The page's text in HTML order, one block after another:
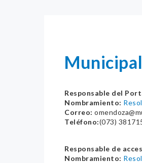
Responsable del
Nombramiento:
Correo:
Teléfono:(073)
Responsable de
Nombramiento: